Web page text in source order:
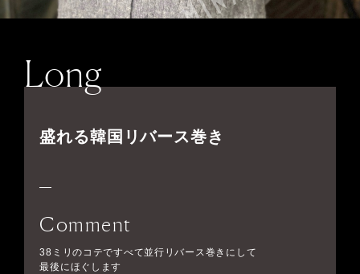
Long
盛れる韓国リバース巻き
Comment
38ミリのコテですべて並行リバース巻きにして
最後にほぐします